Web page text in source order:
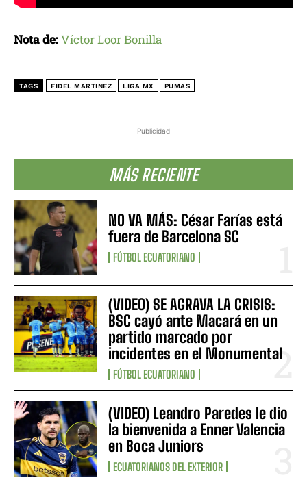
Publicidad
MÁS RECIENTE
NO VA MÁS: César Farías está
fuera de Barcelona SC
FÚTBOL ECUATORIANO
(VIDEO) SE AGRAVA LA CRISIS:
BSC cayó ante Macará en un
partido marcado por
incidentes en el Monumental
FÚTBOL ECUATORIANO
(VIDEO) Leandro Paredes le dio
la bienvenida a Enner Valencia
en Boca Juniors
ECUATORIANOS DEL EXTERIOR
Nota de:Víctor Loor Bonilla
TAGS FIDEL MARTINEZ LIGA MX PUMAS